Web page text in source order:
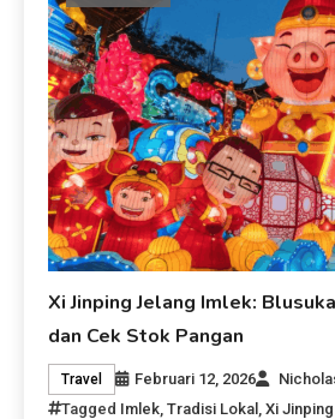
Xi Jinping Jelang Imlek:
dan Cek Stok Pangan
Travel Februari 12, 2026
Tagged Imlek ,Tradisi Lokal ,Xi Jinping